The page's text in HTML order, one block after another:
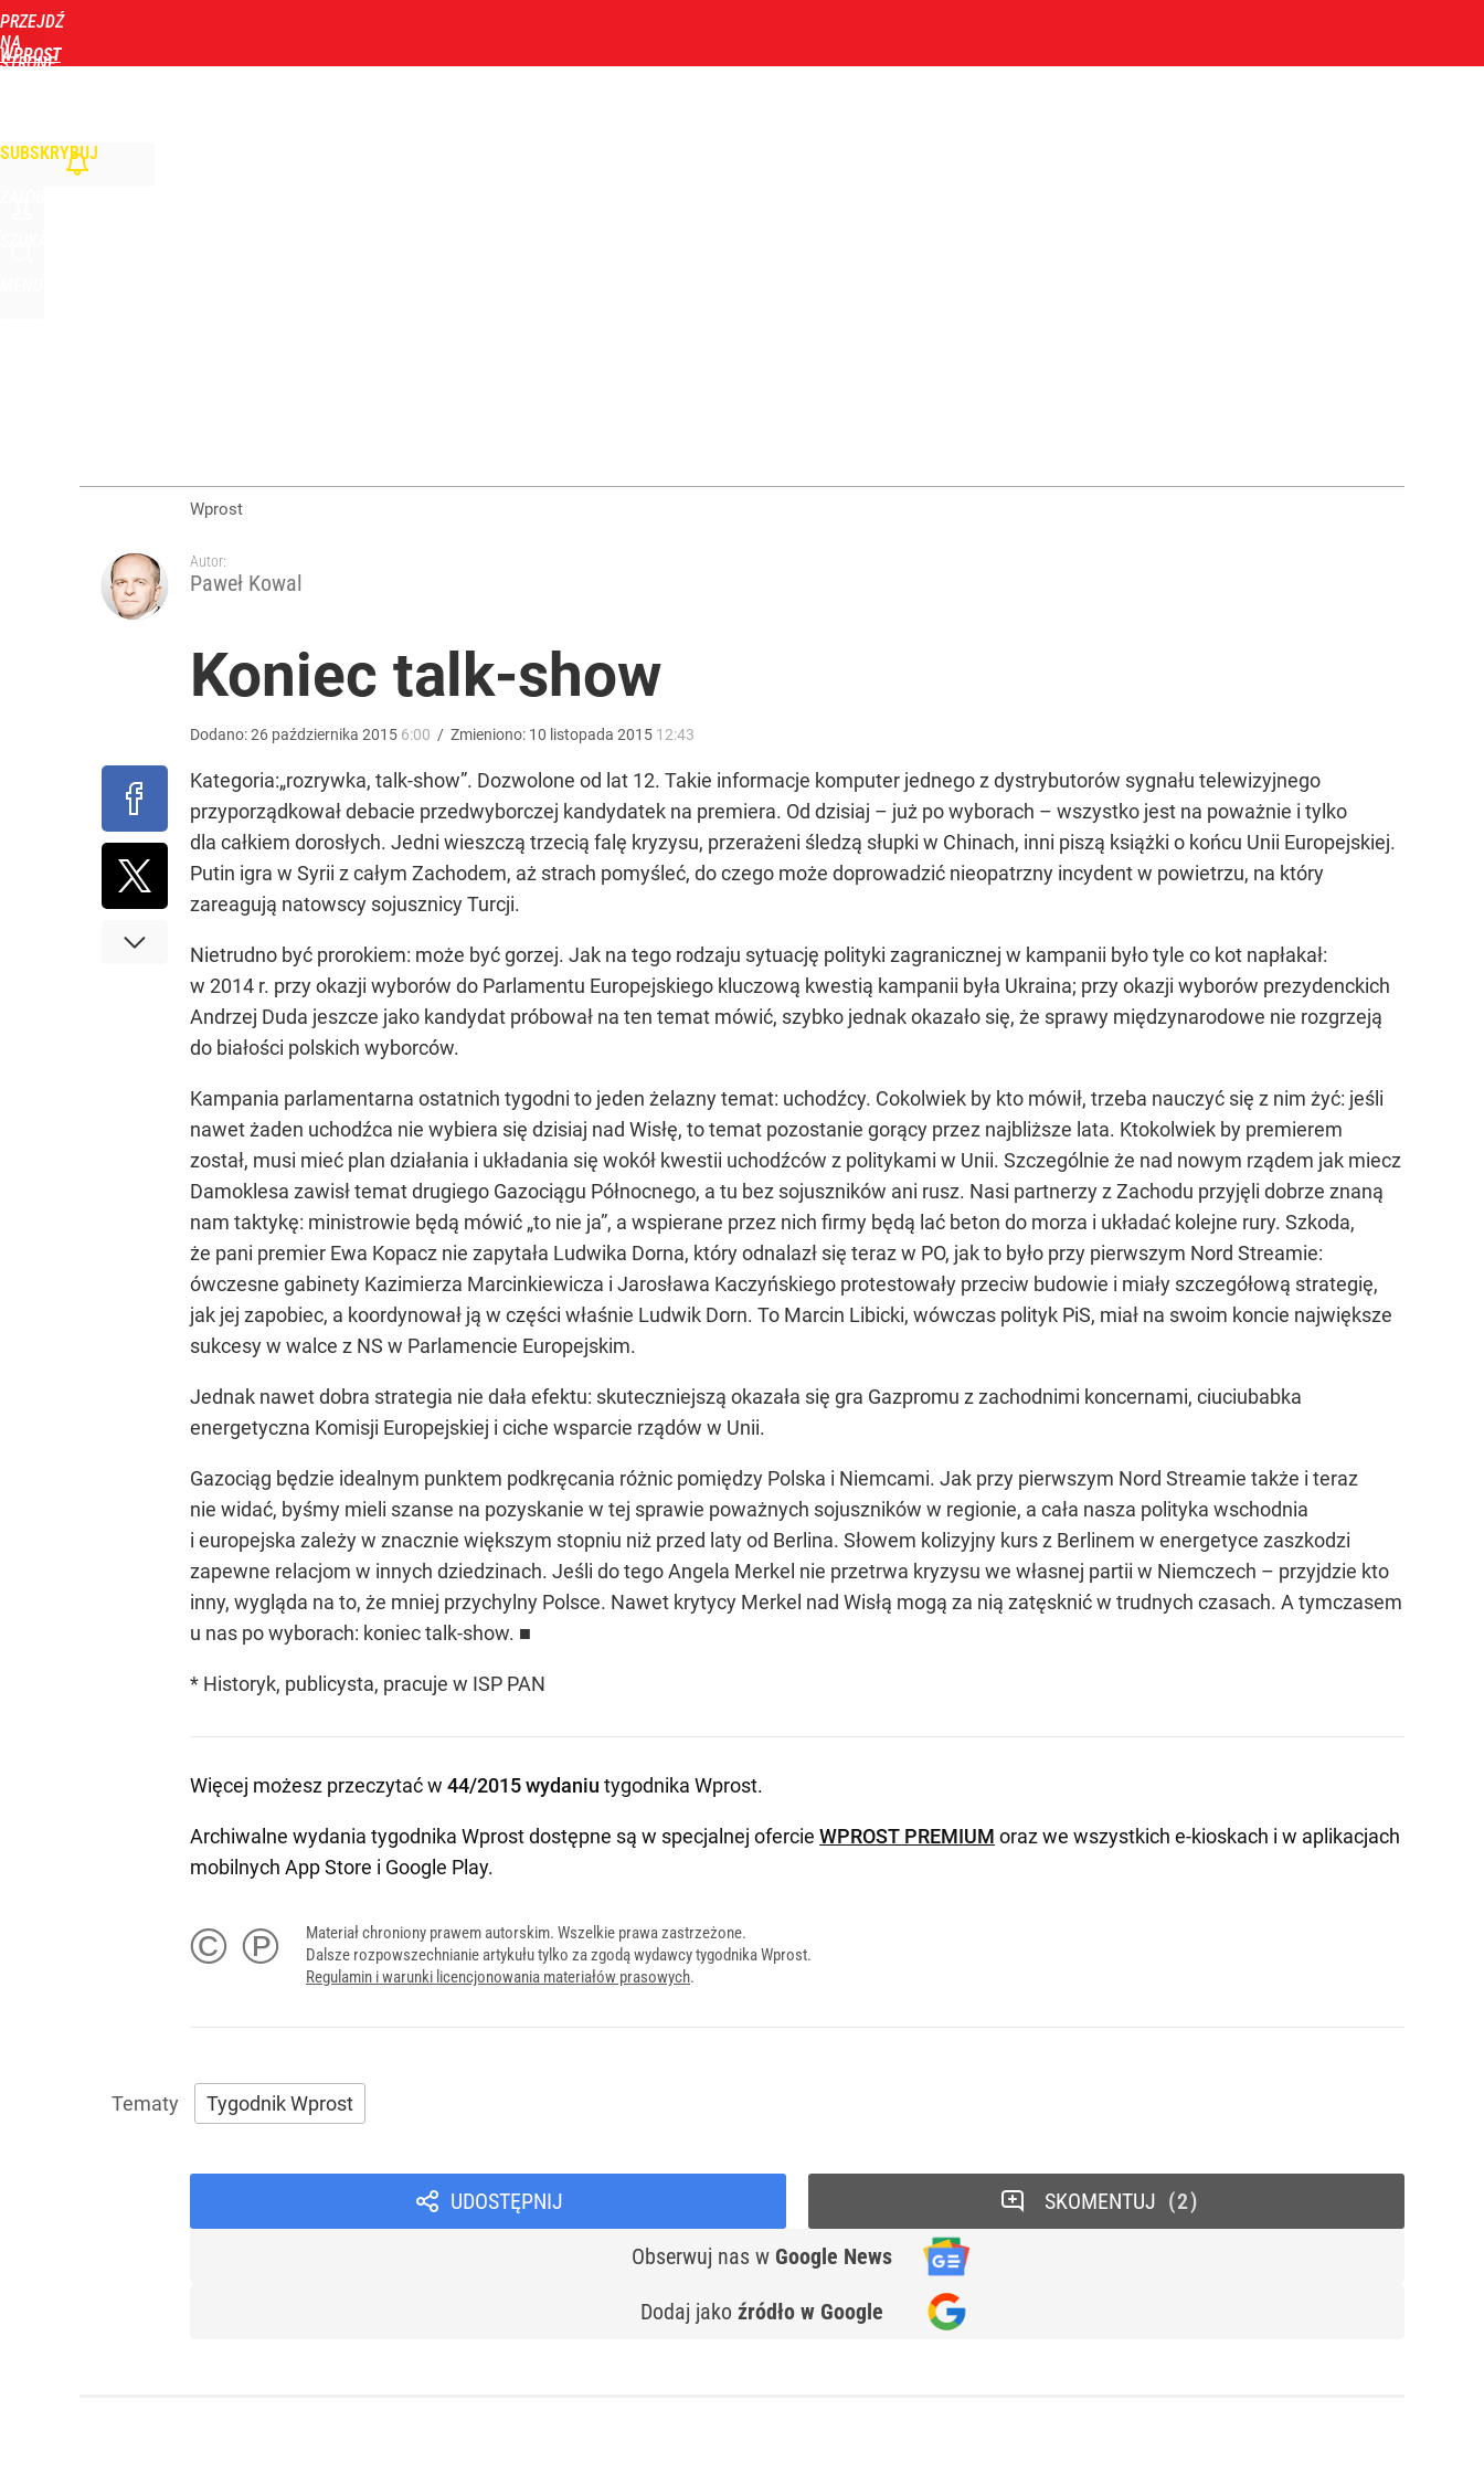
PRZEJDŹ
NA
STRONĘ
WPROST
SUBSKRYBUJ
2
Pomysł PiS skonfrontowany z rzeczywistością. Tylu Ukraińców pracuje w Polsce
Tajemnica paragonów grozy. Tak restauratorzy manipulują cenami nad morzem
Wprost
Autor:
Paweł Kowal
Koniec talk-show
Dodano:26 października 2015 6:00 / Zmieniono: 10 listopada 2015 12:43
Kategoria:„rozrywka, talk-show”. Dozwolone od lat 12. Takie informacje komputer jednego z dystrybutorów sygnału telewizyjnego
przyporządkował debacie przedwyborczej kandydatek na premiera. Od dzisiaj – już po wyborach – wszystko jest na poważnie i tylko
dla całkiem dorosłych. Jedni wieszczą trzecią falę kryzysu, przerażeni śledzą słupki w Chinach, inni piszą książki o końcu Unii Europejskiej.
Putin igra w Syrii z całym Zachodem, aż strach pomyśleć, do czego może doprowadzić nieopatrzny incydent w powietrzu, na który
zareagują natowscy sojusznicy Turcji.
Nietrudno być prorokiem: może być gorzej. Jak na tego rodzaju sytuację polityki zagranicznej w kampanii było tyle co kot napłakał:
w 2014 r. przy okazji wyborów do Parlamentu Europejskiego kluczową kwestią kampanii była Ukraina; przy okazji wyborów prezydenckich
Andrzej Duda jeszcze jako kandydat próbował na ten temat mówić, szybko jednak okazało się, że sprawy międzynarodowe nie rozgrzeją
do białości polskich wyborców.
Kampania parlamentarna ostatnich tygodni to jeden żelazny temat: uchodźcy. Cokolwiek by kto mówił, trzeba nauczyć się z nim żyć: jeśli
nawet żaden uchodźca nie wybiera się dzisiaj nad Wisłę, to temat pozostanie gorący przez najbliższe lata. Ktokolwiek by premierem
został, musi mieć plan działania i układania się wokół kwestii uchodźców z politykami w Unii. Szczególnie że nad nowym rządem jak miecz
Damoklesa zawisł temat drugiego Gazociągu Północnego, a tu bez sojuszników ani rusz. Nasi partnerzy z Zachodu przyjęli dobrze znaną
nam taktykę: ministrowie będą mówić „to nie ja”, a wspierane przez nich firmy będą lać beton do morza i układać kolejne rury. Szkoda,
że pani premier Ewa Kopacz nie zapytała Ludwika Dorna, który odnalazł się teraz w PO, jak to było przy pierwszym Nord Streamie:
ówczesne gabinety Kazimierza Marcinkiewicza i Jarosława Kaczyńskiego protestowały przeciw budowie i miały szczegółową strategię,
jak jej zapobiec, a koordynował ją w części właśnie Ludwik Dorn. To Marcin Libicki, wówczas polityk PiS, miał na swoim koncie największe
sukcesy w walce z NS w Parlamencie Europejskim.
Jednak nawet dobra strategia nie dała efektu: skuteczniejszą okazała się gra Gazpromu z zachodnimi koncernami, ciuciubabka
energetyczna Komisji Europejskiej i ciche wsparcie rządów w Unii.
Gazociąg będzie idealnym punktem podkręcania różnic pomiędzy Polska i Niemcami. Jak przy pierwszym Nord Streamie także i teraz
nie widać, byśmy mieli szanse na pozyskanie w tej sprawie poważnych sojuszników w regionie, a cała nasza polityka wschodnia
i europejska zależy w znacznie większym stopniu niż przed laty od Berlina. Słowem kolizyjny kurs z Berlinem w energetyce zaszkodzi
zapewne relacjom w innych dziedzinach. Jeśli do tego Angela Merkel nie przetrwa kryzysu we własnej partii w Niemczech – przyjdzie kto
inny, wygląda na to, że mniej przychylny Polsce. Nawet krytycy Merkel nad Wisłą mogą za nią zatęsknić w trudnych czasach. A tymczasem
u nas po wyborach: koniec talk-show. ■
* Historyk, publicysta, pracuje w ISP PAN
Więcej możesz przeczytać w 44/2015 wydaniu tygodnika Wprost.
Archiwalne wydania tygodnika Wprost dostępne są w specjalnej ofercie WPROST PREMIUM oraz we wszystkich e-kioskach i w aplikacjach
mobilnych App Store i Google Play.
© ℗
Materiał chroniony prawem autorskim. Wszelkie prawa zastrzeżone.
Dalsze rozpowszechnianie artykułu tylko za zgodą wydawcy tygodnika Wprost.
Regulamin i warunki licencjonowania materiałów prasowych.
Tygodnik Wprost
UDOSTĘPNIJ
Obserwuj nas w Google News
Dodaj jako źródło w Google
SKOMENTUJ 2